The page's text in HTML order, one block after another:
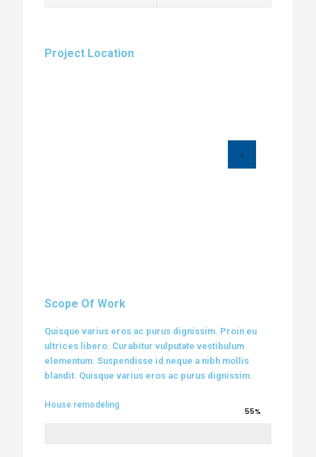
Project Location
Scope Of Work
Quisque varius eros ac purus dignissim. Proin eu
ultrices libero. Curabitur vulputate vestibulum
elementum. Suspendisse id neque a nibh mollis
blandit. Quisque varius eros ac purus dignissim.
House remodeling
55%